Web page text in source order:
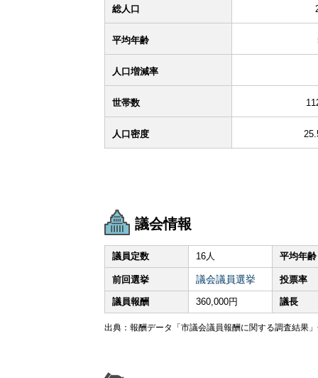
総人口
平均年齢
人口増減率
世帯数
人口密度
議会情報
議員定数 16人 平均年齢
前回選挙 議会議員選挙 投票率
議員報酬 360,000円 議長
出典：報酬データ「市議会議員報酬に関する調査結果